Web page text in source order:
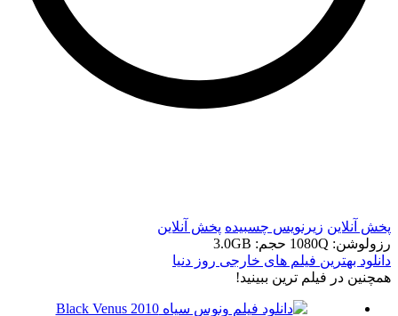
پخش آنلاین زیرنویس چسبیده پخش آنلاین
رزولوشن: 1080Q
حجم: 3.0GB
دانلود بهترین فیلم های خارجی روز دنیا
همچنين در فيلم ترين ببينيد!